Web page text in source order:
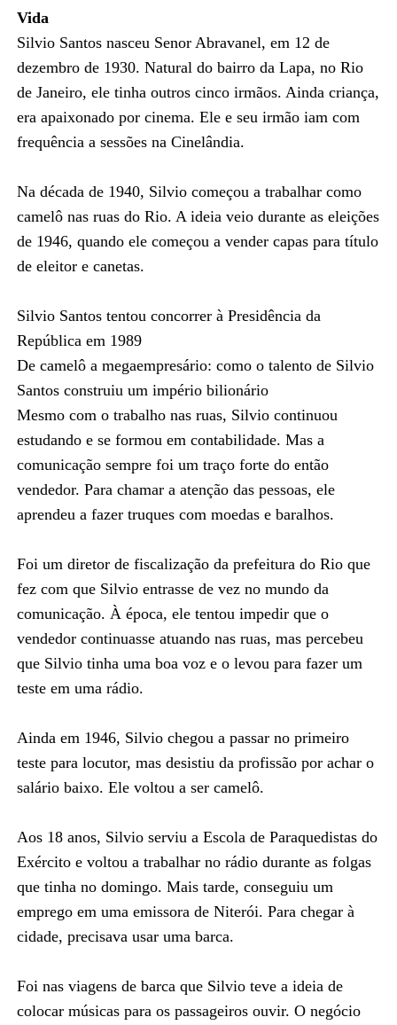
Vida
Silvio Santos nasceu Senor Abravanel, em 12 de
dezembro de 1930. Natural do bairro da Lapa, no Rio
de Janeiro, ele tinha outros cinco irmãos. Ainda criança,
era apaixonado por cinema. Ele e seu irmão iam com
frequência a sessões na Cinelândia.
Na década de 1940, Silvio começou a trabalhar como
camelô nas ruas do Rio. A ideia veio durante as eleições
de 1946, quando ele começou a vender capas para título
de eleitor e canetas.
Silvio Santos tentou concorrer à Presidência da
República em 1989
De camelô a megaempresário: como o talento de Silvio
Santos construiu um império bilionário
Mesmo com o trabalho nas ruas, Silvio continuou
estudando e se formou em contabilidade. Mas a
comunicação sempre foi um traço forte do então
vendedor. Para chamar a atenção das pessoas, ele
aprendeu a fazer truques com moedas e baralhos.
Foi um diretor de fiscalização da prefeitura do Rio que
fez com que Silvio entrasse de vez no mundo da
comunicação. À época, ele tentou impedir que o
vendedor continuasse atuando nas ruas, mas percebeu
que Silvio tinha uma boa voz e o levou para fazer um
teste em uma rádio.
Ainda em 1946, Silvio chegou a passar no primeiro
teste para locutor, mas desistiu da profissão por achar o
salário baixo. Ele voltou a ser camelô.
Aos 18 anos, Silvio serviu a Escola de Paraquedistas do
Exército e voltou a trabalhar no rádio durante as folgas
que tinha no domingo. Mais tarde, conseguiu um
emprego em uma emissora de Niterói. Para chegar à
cidade, precisava usar uma barca.
Foi nas viagens de barca que Silvio teve a ideia de
colocar músicas para os passageiros ouvir. O negócio